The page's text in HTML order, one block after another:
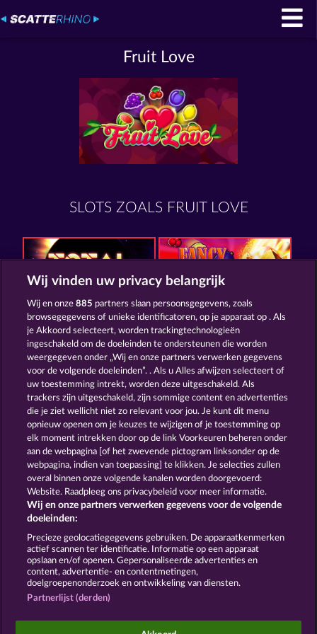
Fruit Love
SLOTS ZOALS FRUIT LOVE
Total Eclipse Fancy Fruits RoAR
Blazing Star Back to the Fruits RoAR
Algemene voorwaarden Privacyverklaring
Colofon Bedrijf FAQ
Terugbetalingsverzoek indienen
Sociale casino games zijn enkel bedoeld voor
Wij vinden uw privacy belangrijk
Wij en onze885 partners slaan persoonsgegevens, zoals
browsegegevens of unieke identificatoren, op je apparaat op . Als
je Akkoord selecteert, worden trackingtechnologieën
ingeschakeld om de doeleinden te ondersteunen die worden
weergegeven onder „Wij en onze partners verwerken gegevens
voor de volgende doeleinden”. . Als u Alles afwijzen selecteert of
uw toestemming intrekt, worden deze uitgeschakeld. Als
trackers zijn uitgeschakeld, zijn sommige content en advertenties
die je ziet wellicht niet zo relevant voor jou. Je kunt dit menu
opnieuw openen om je keuzes te wijzigen of je toestemming op
elk moment intrekken door op de link Voorkeuren beheren onder
aan de webpagina [of het zwevende pictogram linksonder op de
webpagina, indien van toepassing] te klikken. Je selecties zullen
overal binnen onze volgende kanalen worden doorgevoerd:
Website. Raadpleeg ons privacybeleid voor meer informatie.
Wij en onze partners verwerken gegevens voor de volgende
doeleinden:
Precieze geolocatiegegevens gebruiken. De apparaatkenmerken
actief scannen ter identificatie. Informatie op een apparaat
opslaan en/of openen. Gepersonaliseerde advertenties en
content, advertentie- en contentmetingen,
doelgroepenonderzoek en ontwikkeling van diensten.
Partnerlijst (derden)